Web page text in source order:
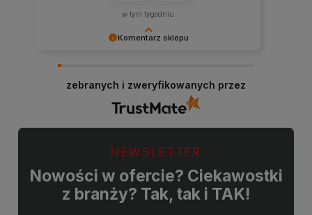
Komentarz sklepu
doświadczeniem. Jesteśmy szczęśliwi, że mamy
takich klientów. Z pozdrowieniami, obsługa
w tym tygodniu
zebranych i zweryfikowanych przez
NEWSLETTER
Nowości w ofercie? Ciekawostki
z branży? Tak, tak i TAK!